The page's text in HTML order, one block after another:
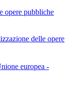
opere pubbliche
delle opere
europea -